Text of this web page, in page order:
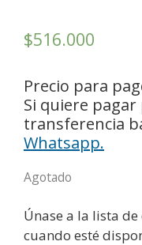
$516.000
Precio para
Si quiere
transferencia
Whatsapp.
Agotado
Únase a la lista
cuando esté